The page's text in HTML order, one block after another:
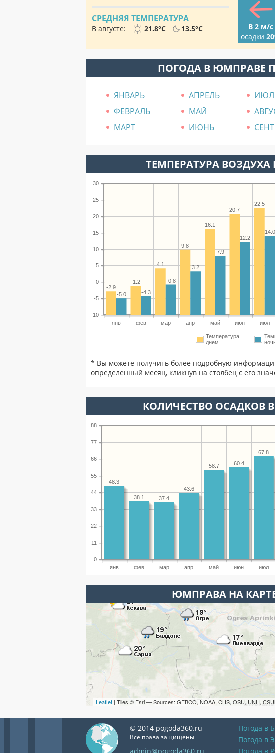
СРЕДНЯЯ ТЕМПЕРАТУРА
В августе: 21.8°C 13.5°C
В 2 м/с
осадки
ПОГОДА В ЮМПРАВЕ
ЯНВАРЬ АПРЕЛЬ
ФЕВРАЛЬ
МАЙ
МАРТ
ИЮНЬ
ТЕМПЕРАТУРА ВОЗДУХА
янв фев мар апр май июн июл
-10
-5
0
5
10
15
20
25
30
22.5
20.7
16.1
9.8
4.1
-1.2
-2.9
14.0
12.2
7.9
3.2
-0.8
-4.3
-5.0
Температура
днем
* Вы можете получить более подробную
определенный месяц, кликнув на столбец с его
КОЛИЧЕСТВО ОСАДКОВ
янв фев мар апр май июн июл
0
11
22
33
44
55
66
77
88
67.8
60.4
58.7
43.6
37.4
38.1
48.3
ЮМПРАВА НА
Leaflet | Tiles © Esri — Sources: GEBCO, NOAA, CHS, OSU, UNH,
© 2014 pogoda360.ru
Все права защищены
Погода в
Погода в